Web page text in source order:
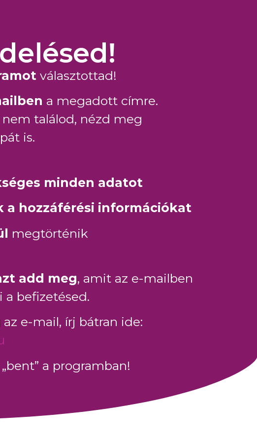
választottad!
a megadott címre.
találod, nézd meg
is.
minden adatot
hozzáférési információkat
megtörténik
add meg, amit az e-mailben
a befizetésed.
e-mail, írj bátran ide:
a programban!